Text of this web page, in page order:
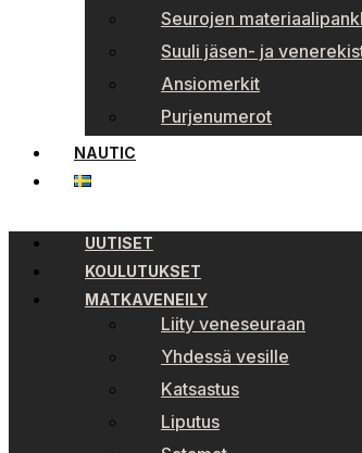
Seurojen
Suuli jäsen- ja
Ansiomerkit
Purjenumerot
NAUTIC
UUTISET
KOULUTUKSET
MATKAVENEILY
Liity veneseuraan
Yhdessä vesille
Katsastus
Liputus